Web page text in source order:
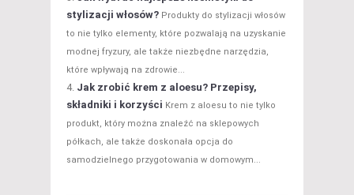
stylizacji włosów? Produkty do stylizacji włosów
to nie tylko elementy, które pozwalają na uzyskanie
modnej fryzury, ale także niezbędne narzędzia,
które wpływają na zdrowie...
Jak zrobić krem z aloesu? Przepisy,
składniki i korzyści Krem z aloesu to nie tylko
produkt, który można znaleźć na sklepowych
półkach, ale także doskonała opcja do
samodzielnego przygotowania w domowym...